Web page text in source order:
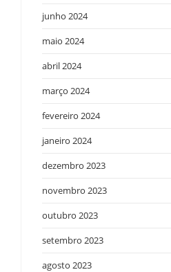
junho 2024
maio 2024
abril 2024
março 2024
fevereiro 2024
janeiro 2024
dezembro 2023
novembro 2023
outubro 2023
setembro 2023
agosto 2023